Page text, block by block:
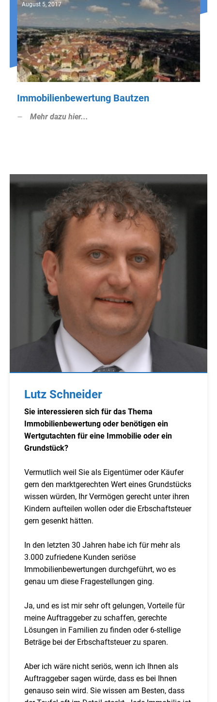
August 5, 2017
Immobilienbewertung Bautzen
Mehr dazu hier...
Lutz Schneider
Sie interessieren sich für das Thema
Immobilienbewertung oder benötigen ein
Wertgutachten für eine Immobilie oder ein
Grundstück?
Vermutlich weil Sie als Eigentümer oder Käufer
gern den marktgerechten Wert eines Grundstücks
wissen würden, Ihr Vermögen gerecht unter ihren
Kindern aufteilen wollen oder die Erbschaftsteuer
gern gesenkt hätten.
In den letzten 30 Jahren habe ich für mehr als
3.000 zufriedene Kunden seriöse
Immobilienbewertungen durchgeführt, wo es
genau um diese Fragestellungen ging.
Ja, und es ist mir sehr oft gelungen, Vorteile für
meine Auftraggeber zu schaffen, gerechte
Lösungen in Familien zu finden oder 6-stellige
Beträge bei der Erbschaftsteuer zu sparen.
Aber ich wäre nicht seriös, wenn ich Ihnen als
Auftraggeber sagen würde, dass es bei Ihnen
genauso sein wird. Sie wissen am Besten, dass